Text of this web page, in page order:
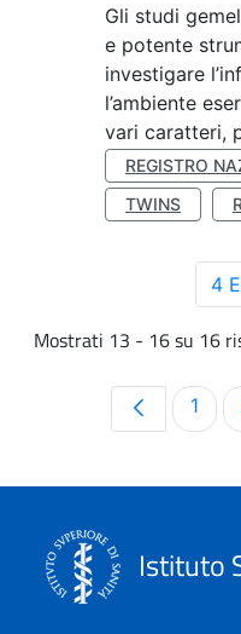
Gli studi
e potente
investigare
l’ambiente
vari caratteri,
REGISTRO
TWINS
4
Mostrati 13 - 16 su 16
1
Istituto